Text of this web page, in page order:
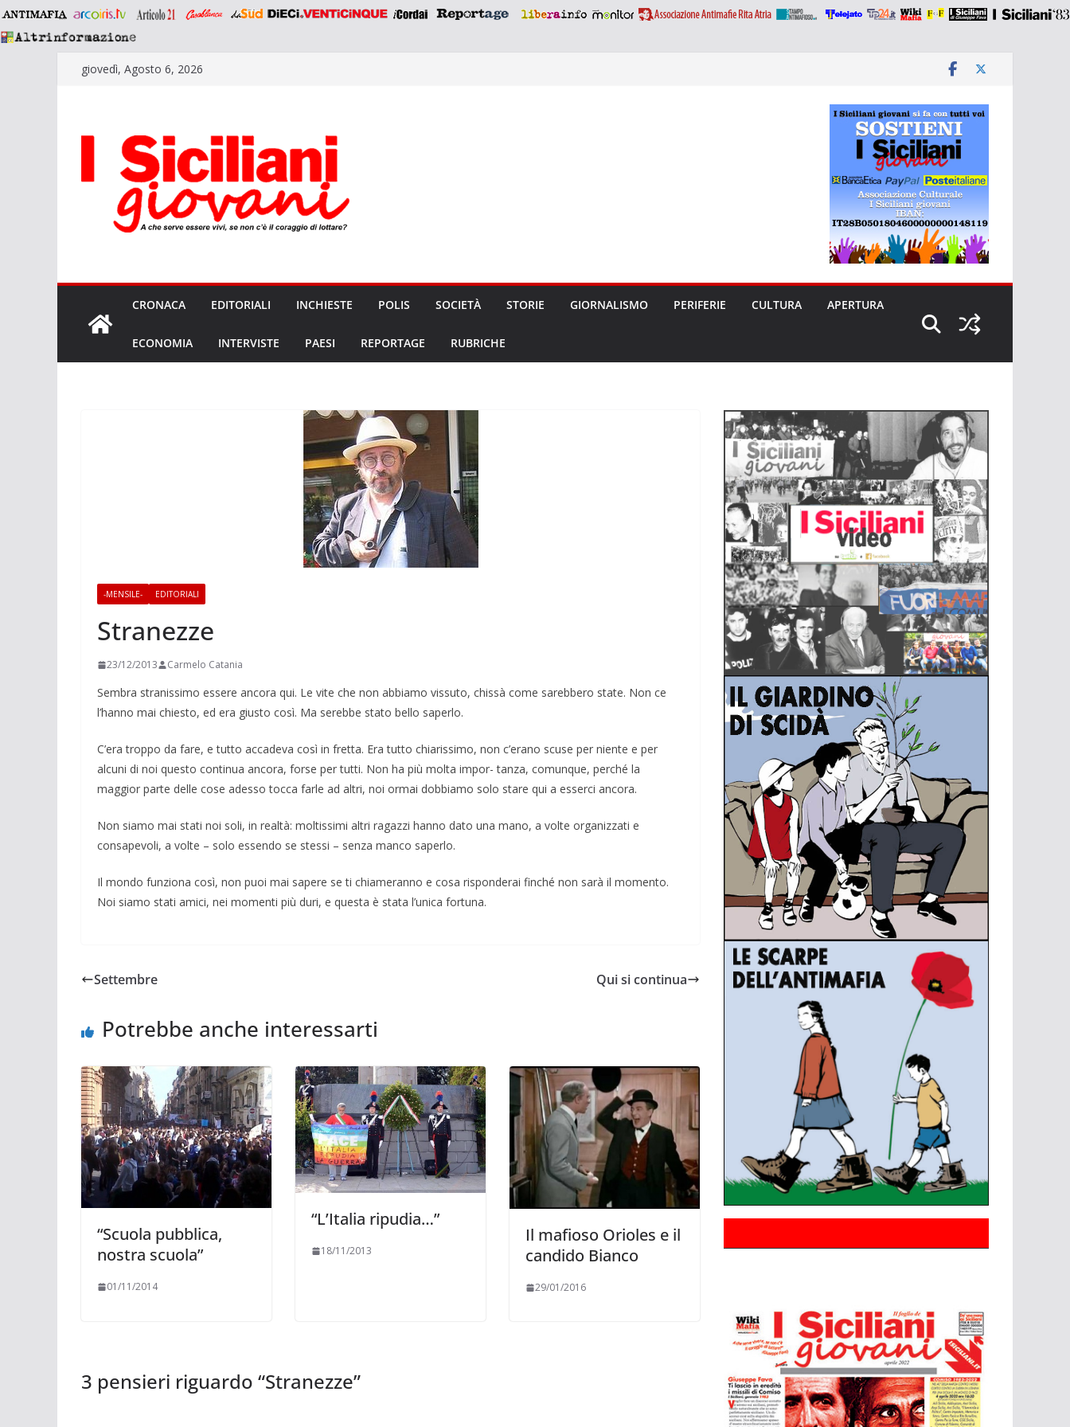
Saltagiovedì, Agosto 6, 2026
CRONACA EDITORIALI INCHIESTE POLIS SOCIETÀ STORIE GIORNALISMO PERIFERIE CULTURA APERTURA
ECONOMIA INTERVISTE PAESI REPORTAGE RUBRICHE
-MENSILE- EDITORIALI
Stranezze
23/12/2013 Carmelo Catania
Sembra stranissimo essere ancora qui. Le vite che non abbiamo vissuto, chissà come sa­rebbero state. Non ce
l’hanno mai chiesto, ed era giusto così. Ma serebbe stato bello saperlo.
C’era troppo da fare, e tutto accadeva così in fretta. Era tutto chiarissimo, non c’erano scuse per niente e per
alcuni di noi questo continua ancora, forse per tutti. Non ha più molta impor- t­anza, comunque, perché la
maggior parte delle cose adesso tocca farle ad altri, noi ormai dob­biamo solo stare qui a esserci an­cora.
Non siamo mai stati noi soli, in realtà: mol­tissimi altri ragazzi hanno dato una mano, a volte organizzati e
consapevoli, a volte – solo es­sendo se stessi – senza manco saperlo.
Il mondo funziona così, non puoi mai sapere se ti chia­meranno e cosa risponderai finché non sarà il momento.
Noi siamo stati amici, nei mo­menti più duri, e questa è stata l’unica fortuna.
Settembre Qui si continua
Potrebbe anche interessarti
“Scuola pubblica,
nostra scuola”
01/11/2014
“L’Italia ripudia…”
18/11/2013
Il mafioso Orioles e il
candido Bianco
29/01/2016
3 pensieri riguardo “Stranezze”